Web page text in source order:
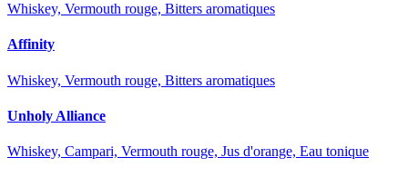
Whiskey, Vermouth rouge, Bitters aromatiques
Affinity
Whiskey, Vermouth rouge, Bitters aromatiques
Unholy Alliance
Whiskey, Campari, Vermouth rouge, Jus d'orange, Eau tonique